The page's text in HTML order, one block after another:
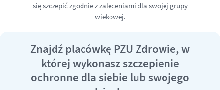
się szczepić zgodnie z zaleceniami dla swojej grupy
wiekowej.
Znajdź placówkę PZU Zdrowie, w
której wykonasz szczepienie
ochronne dla siebie lub swojego